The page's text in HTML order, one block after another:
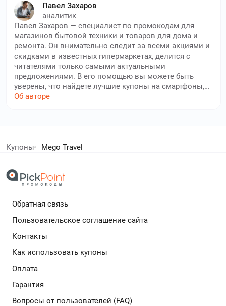
Павел Захаров
аналитик
Павел Захаров — специалист по промокодам для
магазинов бытовой техники и товаров для дома и
ремонта. Он внимательно следит за всеми акциями и
скидками в известных гипермаркетах, делится с
читателями только самыми актуальными
предложениями. В его помощью вы можете быть
уверены, что найдете лучшие купоны на смартфоны,
бытовую технику, электронику, мебель и аксессуары
пространства, ремонта и сделать свой дом местом,
Об авторе
Купоны Mego Travel
Обратная связь
Пользовательское соглашение сайта
Контакты
Как использовать купоны
Оплата
Гарантия
Вопросы от пользователей (FAQ)